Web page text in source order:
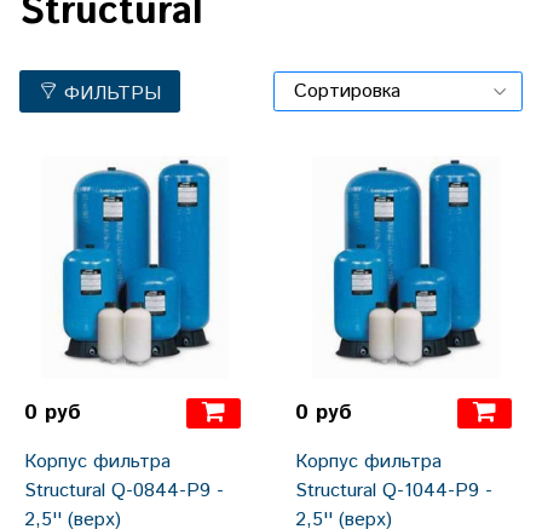
Structural
ФИЛЬТРЫ
0 руб
Корпус фильтра
Structural Q-0844-Р9 -
2,5'' (верх)
0 руб
Корпус фильтра
Structural Q-1044-Р9 -
2,5'' (верх)